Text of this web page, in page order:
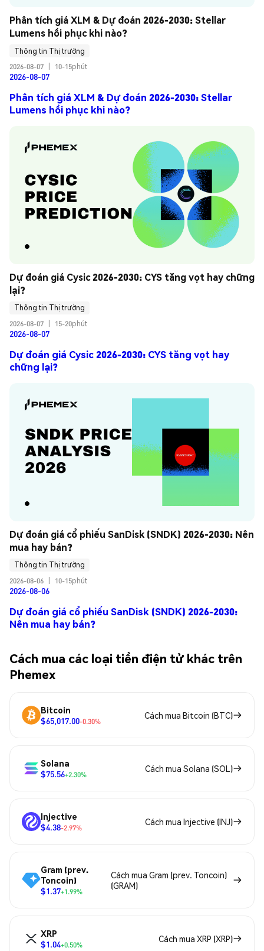
Phân tích giá XLM & Dự đoán 2026-2030: Stellar
Lumens hồi phục khi nào?
Thông tin Thị trường
2026-08-07
10-15phút
2026-08-07
Phân tích giá XLM & Dự đoán 2026-2030: Stellar
Lumens hồi phục khi nào?
Dự đoán giá Cysic 2026-2030: CYS tăng vọt hay chững
lại?
Thông tin Thị trường
2026-08-07
15-20phút
2026-08-07
Dự đoán giá Cysic 2026-2030: CYS tăng vọt hay
chững lại?
Dự đoán giá cổ phiếu SanDisk (SNDK) 2026-2030: Nên
mua hay bán?
Thông tin Thị trường
2026-08-06
10-15phút
2026-08-06
Dự đoán giá cổ phiếu SanDisk (SNDK) 2026-2030:
Nên mua hay bán?
Cách mua các loại tiền điện tử khác trên
Phemex
Bitcoin
$65,017.00-0.30%
Cách mua Bitcoin (BTC)
Solana
$75.56+2.30%
Cách mua Solana (SOL)
Injective
$4.38-2.97%
Cách mua Injective (INJ)
Gram (prev.
Toncoin)
$1.37+1.99%
Cách mua Gram (prev. Toncoin)
(GRAM)
XRP
$1.04+0.50%
Cách mua XRP (XRP)